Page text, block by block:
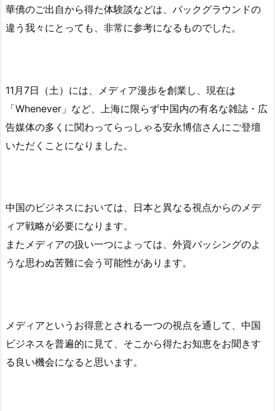
華僑のご出自から得た体験談などは、バックグラウンドの
違う我々にとっても、非常に参考になるものでした。
11月7日（土）には、メディア漫歩を創業し、現在は
「Whenever」など、上海に限らず中国内の有名な雑誌・広
告媒体の多くに関わってらっしゃる安永博信さんにご登壇
いただくことになりました。
中国のビジネスにおいては、日本と異なる視点からのメデ
ィア戦略が必要になります。
またメディアの扱い一つによっては、外資バッシングのよ
うな思わぬ苦難に会う可能性があります。
メディアというお得意とされる一つの視点を通して、中国
ビジネスを普遍的に見て、そこから得たお知恵をお聞きす
る良い機会になると思います。